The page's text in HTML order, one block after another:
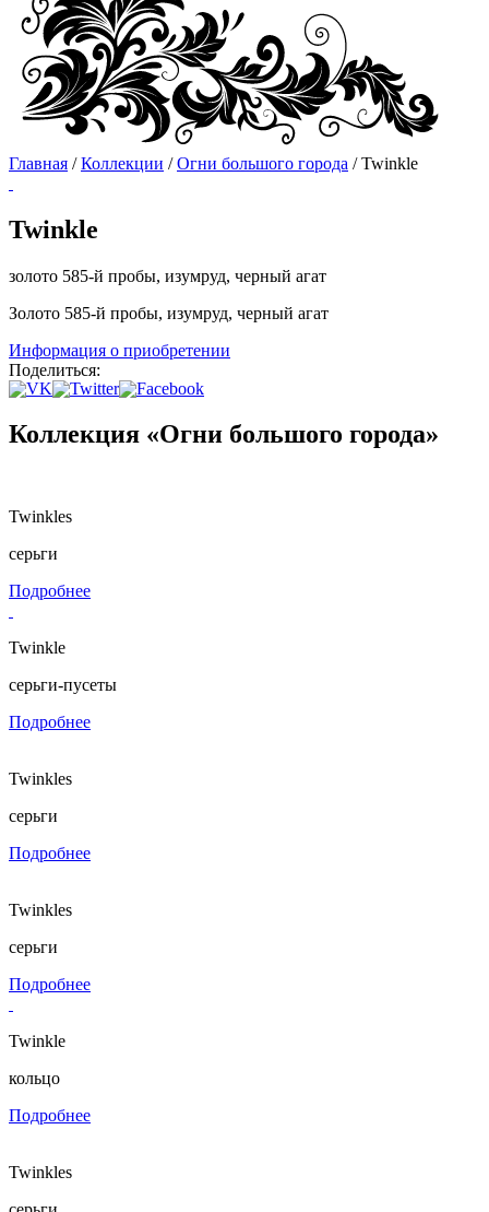
Главная /Коллекции /Огни большого города / Twinkle
Twinkle
золото 585-й пробы, изумруд, черный агат
Золото 585-й пробы, изумруд, черный агат
Информация о приобретении
Поделиться:
Коллекция «Огни большого города»
Twinkles
серьги
Подробнее
Twinkle
серьги-пусеты
Подробнее
Twinkles
серьги
Подробнее
Twinkles
серьги
Подробнее
Twinkle
кольцо
Подробнее
Twinkles